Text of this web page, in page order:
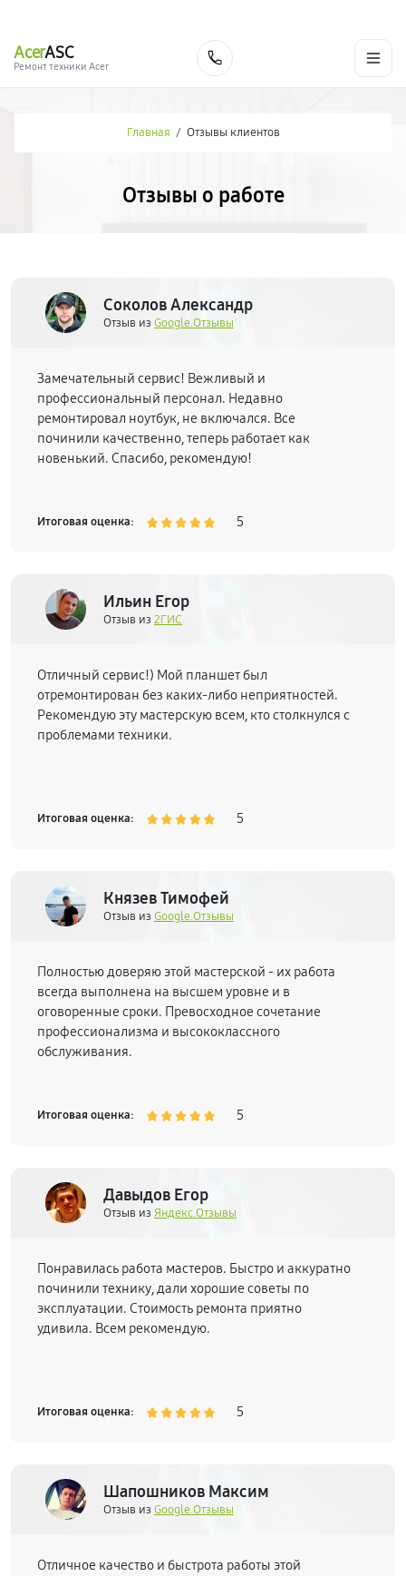
AcerASC
Ремонт техники Acer
Главная / Отзывы клиентов
Отзывы о работе
Соколов Александр
Отзыв из Google.Отзывы
Замечательный сервис! Вежливый и
профессиональный персонал. Недавно
ремонтировал ноутбук, не включался. Все
починили качественно, теперь работает как
новенький. Спасибо, рекомендую!
Итоговая оценка: 5
Ильин Егор
Отзыв из 2ГИС
Отличный сервис!) Мой планшет был
отремонтирован без каких-либо неприятностей.
Рекомендую эту мастерскую всем, кто столкнулся с
проблемами техники.
Итоговая оценка: 5
Князев Тимофей
Отзыв из Google.Отзывы
Полностью доверяю этой мастерской - их работа
всегда выполнена на высшем уровне и в
оговоренные сроки. Превосходное сочетание
профессионализма и высококлассного
обслуживания.
Итоговая оценка: 5
Давыдов Егор
Отзыв из Яндекс.Отзывы
Понравилась работа мастеров. Быстро и аккуратно
починили технику, дали хорошие советы по
эксплуатации. Стоимость ремонта приятно
удивила. Всем рекомендую.
Итоговая оценка: 5
Шапошников Максим
Отзыв из Google.Отзывы
Отличное качество и быстрота работы этой